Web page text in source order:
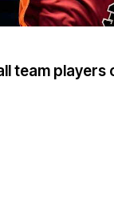
team players